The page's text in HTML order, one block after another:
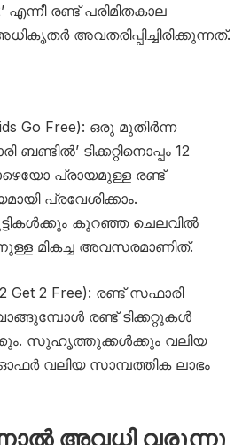
എന്നീ രണ്ട് പരിമിതകാല
അവതരിപ്പിച്ചിരിക്കുന്നത്.
Go Free): ഒരു മുതിർന്ന
ടിക്കറ്റിനൊപ്പം 12
പ്രായമുള്ള രണ്ട്
പ്രവേശിക്കാം.
കുറഞ്ഞ ചെലവിൽ
മികച്ച അവസരമാണിത്.
Get 2 Free): രണ്ട് സഫാരി
രണ്ട് ടിക്കറ്റുകൾ
സുഹൃത്തുക്കൾക്കും വലിയ
വലിയ സാമ്പത്തിക ലാഭം
അവധി വരുന്നു